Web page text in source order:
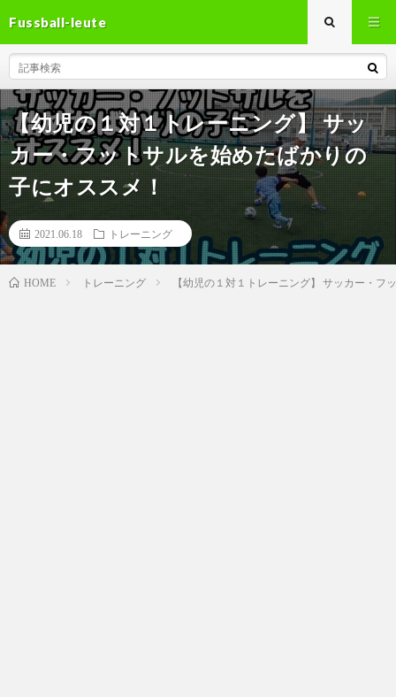
Fussball-leute
【幼児の１対１トレーニング】 サッ
カー・フットサルを始めたばかりの
子にオススメ！
2021.06.18 トレーニング
HOME トレーニング 【幼児の１対１トレーニング】 サッカー・